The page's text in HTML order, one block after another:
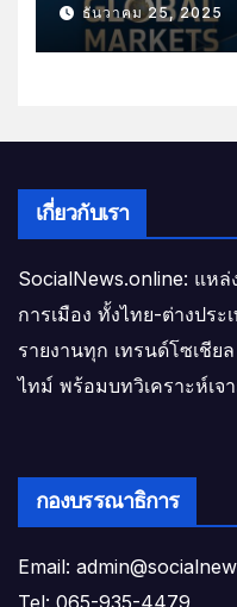
ธันวาคม 25, 2025
เกี่ยวกับเรา
SocialNews.online: แห
การเมือง ทั้งไทย-ต่างประ
รายงานทุก เทรนด์โซเชีย
ไทม์ พร้อมบทวิเคราะห์เจ
กองบรรณาธิการ
Email: